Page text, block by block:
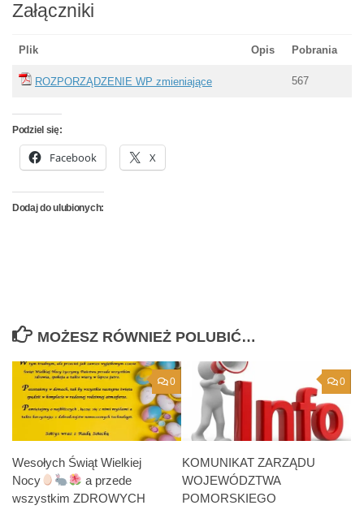
Załączniki
Plik Opis Pobrania
ROZPORZĄDZENIE WP zmieniające 567
Podziel się:
Facebook X
Dodaj do ulubionych:
MOŻESZ RÓWNIEŻ POLUBIĆ…
0
Wesołych Świąt Wielkiej
Nocy
a przede
wszystkim ZDROWYCH
0
KOMUNIKAT ZARZĄDU
WOJEWÓDZTWA
POMORSKIEGO